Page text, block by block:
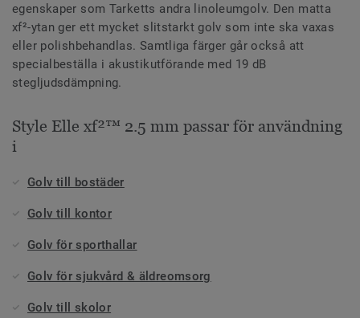
egenskaper som Tarketts andra linoleumgolv. Den matta
xf²-ytan ger ett mycket slitstarkt golv som inte ska vaxas
eller polishbehandlas. Samtliga färger går också att
specialbeställa i akustikutförande med 19 dB
stegljudsdämpning.
Style Elle xf²™ 2.5 mm passar för användning
i
Golv till bostäder
Golv till kontor
Golv för sporthallar
Golv för sjukvård & äldreomsorg
Golv till skolor